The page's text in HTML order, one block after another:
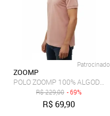
Patrocinado
ZOOMP
POLO ZOOMP 100% ALGODÃO
R$229,00 - 69%
R$ 69,90